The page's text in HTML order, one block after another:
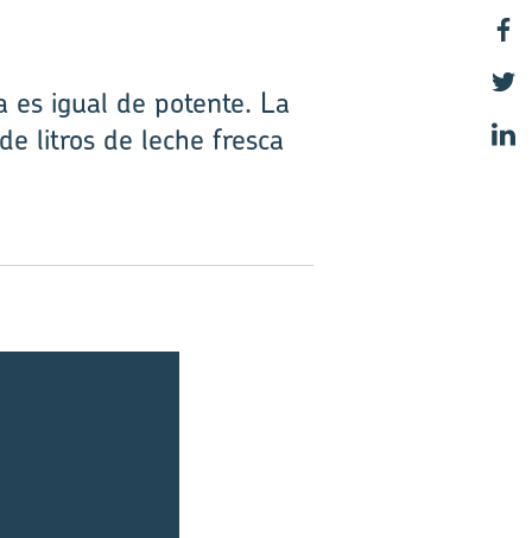
es igual de potente. La
litros de leche fresca